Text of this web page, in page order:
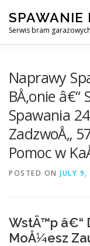
content
SPAWANIE
Serwis bram
AWARYJNE
Naprawy
BÅ‚onie â€“
Spawania
ZadzwoÅ„
Pomoc w
POSTED ON JULY
WstÄ™p â€“
MoÅ¼esz